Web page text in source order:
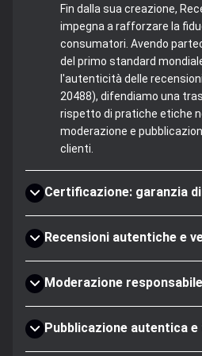
Fin dalla sua creazione,
impegna a rafforzare la
consumatori. Avendo
del primo standard
l'autenticità delle
20488), difendiamo una
rispetto di pratiche etiche
moderazione e
clienti.
Certificazione: garanzia
Recensioni autentiche e
Moderazione
Pubblicazione autentica